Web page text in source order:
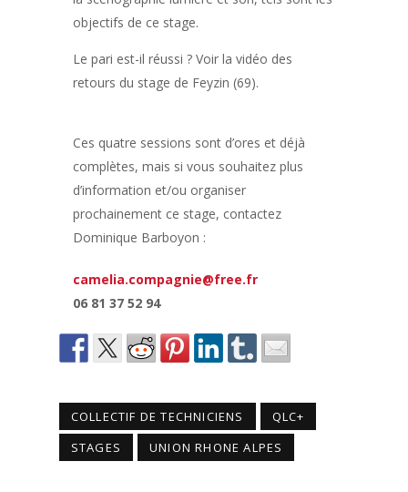
objectifs de ce stage.
Le pari est-il réussi ? Voir la vidéo des
retours du stage de Feyzin (69).
Ces quatre sessions sont d’ores et déjà
complètes, mais si vous souhaitez plus
d’information et/ou organiser
prochainement ce stage, contactez
Dominique Barboyon :
camelia.compagnie@free.fr
06 81 37 52 94
COLLECTIF DE TECHNICIENS
QLC+
STAGES
UNION RHONE ALPES